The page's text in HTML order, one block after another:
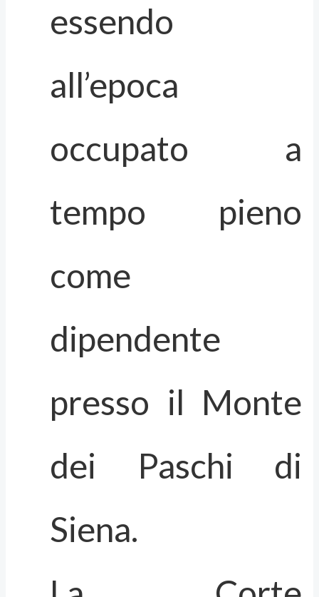
essendo
all’epoca
occupato a
tempo pieno
come
dipendente
presso il Monte
dei Paschi di
Siena.